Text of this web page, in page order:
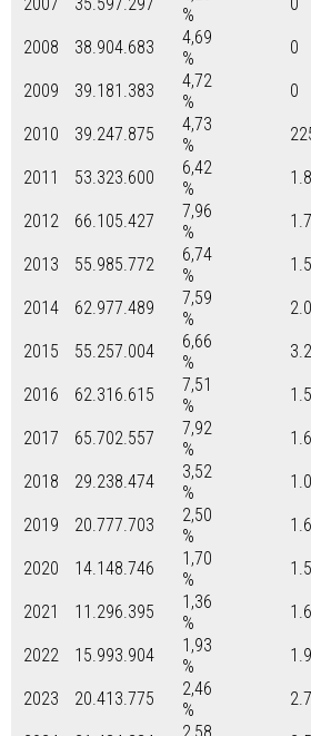
%
2008
38.904.683
4,69
%
0
2009
39.181.383
4,72
%
0
2010
39.247.875
4,73
%
2011
53.323.600
6,42
%
2012
66.105.427
7,96
%
2013
55.985.772
6,74
%
2014
62.977.489
7,59
%
2015
55.257.004
6,66
%
2016
62.316.615
7,51
%
2017
65.702.557
7,92
%
2018
29.238.474
3,52
%
2019
20.777.703
2,50
%
2020
14.148.746
1,70
%
2021
11.296.395
1,36
%
2022
15.993.904
1,93
%
2023
20.413.775
2,46
%